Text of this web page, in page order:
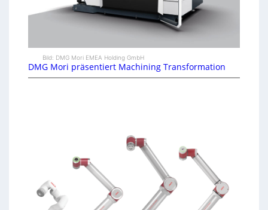
Bild: DMG Mori EMEA Holding GmbH
DMG Mori präsentiert Machining Transformation